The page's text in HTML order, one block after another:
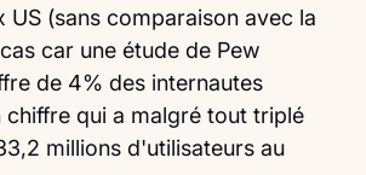
US (sans comparaison avec la
car une étude de Pew
de 4% des internautes
chiffre qui a malgré tout triplé
millions d'utilisateurs au